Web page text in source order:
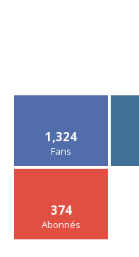
1,324
Fans
374
Abonnés